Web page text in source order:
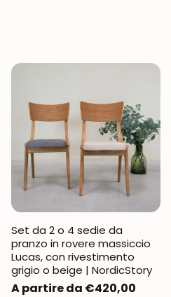
Set da 2 o 4 sedie da
pranzo in rovere massiccio
Lucas, con rivestimento
grigio o beige | NordicStory
Prezzo
A partire da €420,00